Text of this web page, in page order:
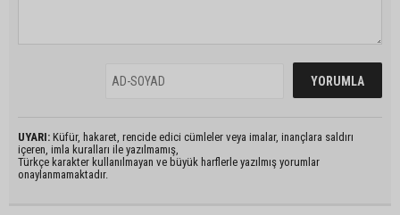
UYARI: Küfür, hakaret, rencide edici cümleler veya imalar, inançlara saldırı
içeren, imla kuralları ile yazılmamış,
Türkçe karakter kullanılmayan ve büyük harflerle yazılmış yorumlar
onaylanmamaktadır.